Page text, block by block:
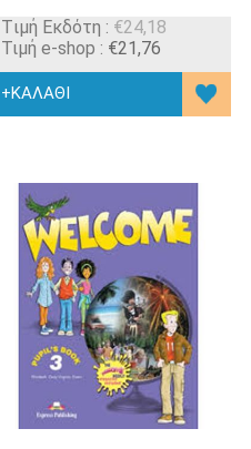
Tιμή Εκδότη : €24,18
Τιμή e-shop : €21,76